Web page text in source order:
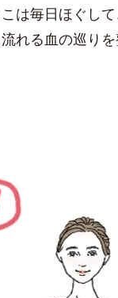
は毎日ほぐし
れる血の巡り